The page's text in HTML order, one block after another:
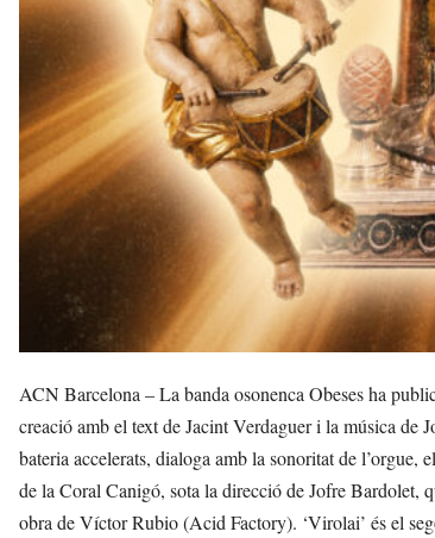
ACN Barcelona – La banda osonenca Obeses ha
creació amb el text de Jacint Verdaguer i la música de
bateria accelerats, dialoga amb la sonoritat de l’orgue,
de la Coral Canigó, sota la direcció de Jofre Bardolet,
obra de Víctor Rubio (Acid Factory). ‘Virolai’ és el